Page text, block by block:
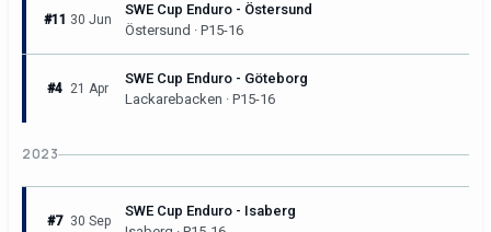
#11 30 Jun
SWE Cup Enduro - Östersund
Östersund · P15-16
#4 21 Apr
SWE Cup Enduro - Göteborg
Lackarebacken · P15-16
2023
#7 30 Sep
SWE Cup Enduro - Isaberg